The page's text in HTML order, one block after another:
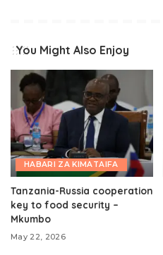
You Might Also Enjoy
HABARI ZA KIMATAIFA
Tanzania-Russia cooperation
key to food security –
Mkumbo
May 22, 2026